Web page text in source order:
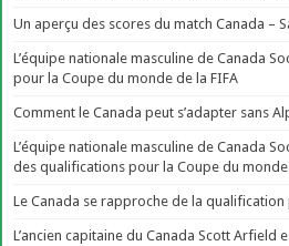
Un aperçu des scores du match Canada –
L’équipe nationale masculine de Canada
pour la Coupe du monde de la FIFA
Comment le Canada peut s’adapter sans
L’équipe nationale masculine de Canada
des qualifications pour la Coupe du monde
Le Canada se rapproche de la
L’ancien capitaine du Canada Scott Arfield